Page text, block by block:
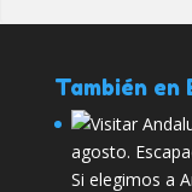
También en
Si elegimos a